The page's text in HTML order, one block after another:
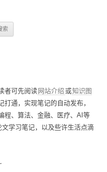
者可先阅读 网站介绍 或知识图
通，实现笔记的自动发布，
程、算法、金融、医疗、AI等
学习笔记，以及些许生活点滴